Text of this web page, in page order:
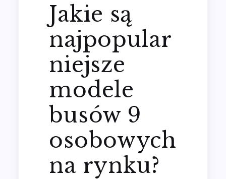
Jakie są
najpopular
niejsze
modele
busów 9
osobowych
na rynku?